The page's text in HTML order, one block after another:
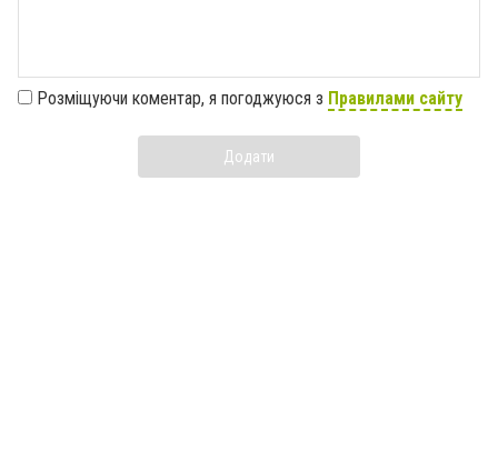
Розміщуючи коментар, я погоджуюся з Правилами сайту
Додати